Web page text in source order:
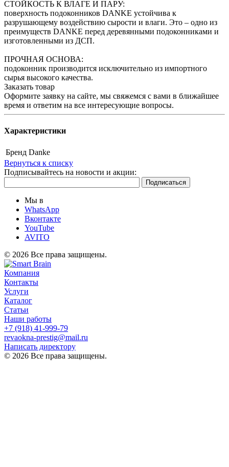
СТОЙКОСТЬ К ВЛАГЕ И ПАРУ:
поверхность подоконников DANKE устойчива к
разрушающему воздействию сырости и влаги. Это – одно из
преимуществ DANKE перед деревянными подоконниками и
изготовленными из ДСП.
ПРОЧНАЯ ОСНОВА:
подоконник производится исключительно из импортного
сырья высокого качества.
Заказать товар
Оформите заявку на сайте, мы свяжемся с вами в ближайшее
время и ответим на все интересующие вопросы.
Характеристики
Бренд Danke
Вернуться к списку
Подписывайтесь на новости и акции:
Мы в
WhatsApp
Вконтакте
YouTube
AVITO
© 2026 Все права защищены.
Компания
Контакты
Услуги
Каталог
Статьи
Наши работы
+7 (918) 41-999-79
revaokna-prestig@mail.ru
Написать директору
© 2026 Все права защищены.